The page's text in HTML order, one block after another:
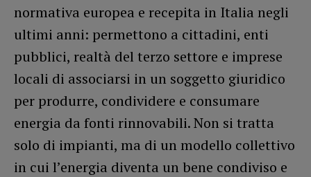
normativa europea e recepita in Italia negli
ultimi anni: permettono a cittadini, enti
pubblici, realtà del terzo settore e imprese
locali di associarsi in un soggetto giuridico
per produrre, condividere e consumare
energia da fonti rinnovabili. Non si tratta
solo di impianti, ma di un modello collettivo
in cui l’energia diventa un bene condiviso e